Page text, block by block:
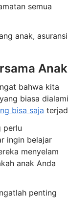
semua
anak, asuransi
Anak
bahwa kita
biasa dialami
bisa saja
perlu
ingin belajar
menyelam
anak Anda
penting